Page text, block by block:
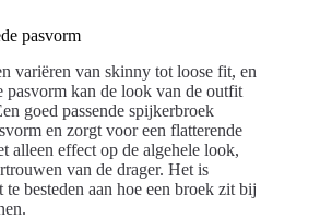
pasvorm
variëren van skinny tot loose fit, en
pasvorm kan de look van de outfit
goed passende spijkerbroek
en zorgt voor een flatterende
alleen effect op de algehele look,
van de drager. Het is
besteden aan hoe een broek zit bij